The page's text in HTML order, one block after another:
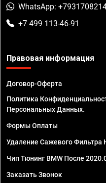
WhatsApp:
+7 499 113-46-91
Правовая информация
Договор-Оферта
Политика
Персональных Данных.
Формы Оплаты
Удаление Сажевого Фильтра
Чип Тюнинг BMW После
Заказать Звонок